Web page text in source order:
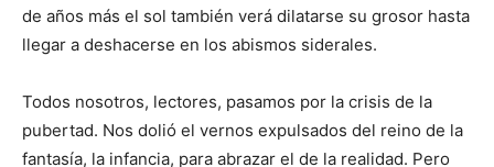
de años más el sol también verá dilatarse su grosor hasta
llegar a deshacerse en los abismos siderales.
Todos nosotros, lectores, pasamos por la crisis de la
pubertad. Nos dolió el vernos expulsados del reino de la
fantasía, la infancia, para abrazar el de la realidad. Pero